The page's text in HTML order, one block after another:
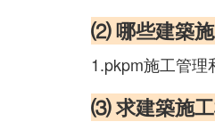
⑵ 哪些建築
1.pkpm施工管理
⑶ 求建築施